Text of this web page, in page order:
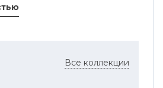
автоматическому
устройство
на одном заряде, а
через USB занимает
Все коллекции